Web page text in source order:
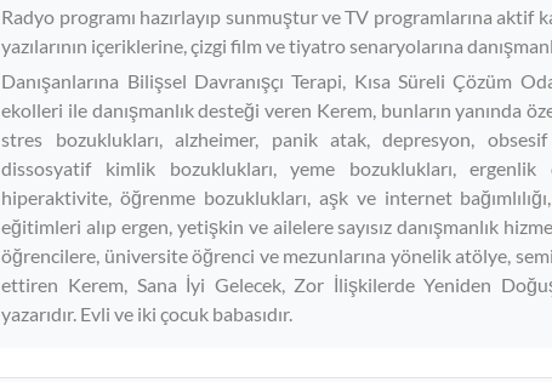
Radyo programı hazırlayıp sunmuştur ve TV programlarına aktif
yazılarının içeriklerine, çizgi film ve tiyatro senaryolarına
Danışanlarına Bilişsel Davranışçı Terapi, Kısa Süreli Çözüm
ekolleri ile danışmanlık desteği veren Kerem, bunların yanında
stres bozuklukları, alzheimer, panik atak, depresyon,
dissosyatif kimlik bozuklukları, yeme bozuklukları,
hiperaktivite, öğrenme bozuklukları, aşk ve internet
eğitimleri alıp ergen, yetişkin ve ailelere sayısız danışmanlık
öğrencilere, üniversite öğrenci ve mezunlarına yönelik atölye,
ettiren Kerem, Sana İyi Gelecek, Zor İlişkilerde Yeniden
yazarıdır. Evli ve iki çocuk babasıdır.